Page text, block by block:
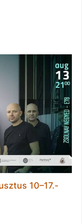
10–17.-